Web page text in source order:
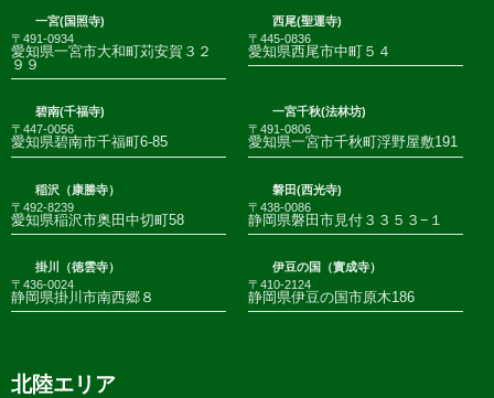
一宮(国照寺)
〒491-0934
愛知県一宮市大和町苅安賀３２
９９
西尾(聖運寺)
〒445-0836
愛知県西尾市中町５４
碧南(千福寺)
〒447-0056
愛知県碧南市千福町6-85
一宮千秋(法林坊)
〒491-0806
愛知県一宮市千秋町浮野屋敷191
稲沢（康勝寺）
〒492-8239
愛知県稲沢市奥田中切町58
磐田(西光寺)
〒438-0086
静岡県磐田市見付３３５３−１
掛川（徳雲寺）
〒436-0024
静岡県掛川市南西郷８
伊豆の国（實成寺）
〒410-2124
静岡県伊豆の国市原木186
北陸エリア